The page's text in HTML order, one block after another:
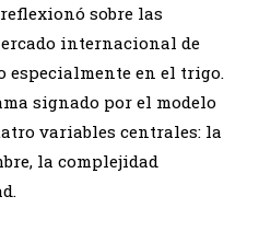
sobre las
internacional de
especialmente en el trigo.
signado por el modelo
variables centrales: la
la complejidad